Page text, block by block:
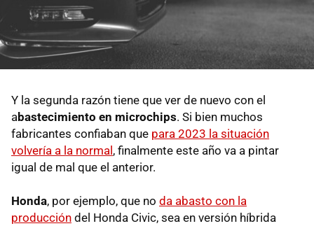
Y la segunda razón tiene que ver de nuevo con el
abastecimiento en microchips. Si bien muchos
fabricantes confiaban que para 2023 la situación
volvería a la normal , finalmente este año va a pintar
igual de mal que el anterior.
Honda, por ejemplo, que no da abasto con la
producción del Honda Civic, sea en versión híbrida